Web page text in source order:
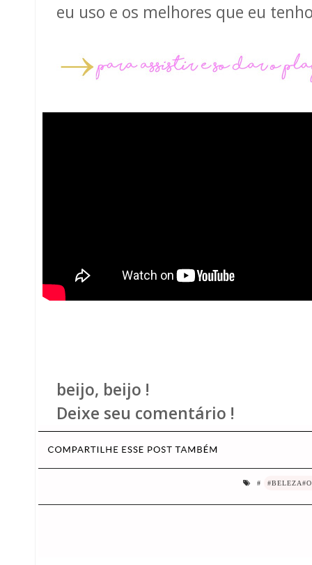
eu uso e os melhores que eu
beijo, beijo !
Deixe seu comentário !
#